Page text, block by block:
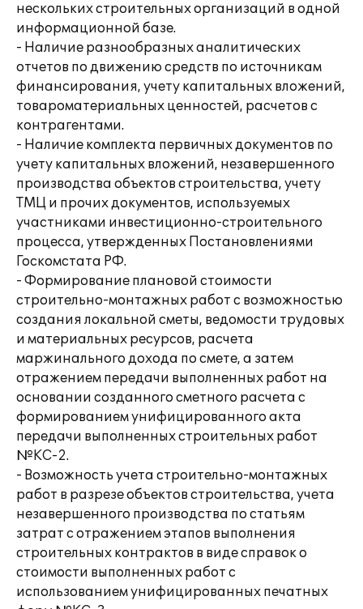
нескольких строительных организаций в одной
информационной базе.
- Наличие разнообразных аналитических
отчетов по движению средств по источникам
финансирования, учету капитальных вложений,
товароматериальных ценностей, расчетов с
контрагентами.
- Наличие комплекта первичных документов по
учету капитальных вложений, незавершенного
производства объектов строительства, учету
ТМЦ и прочих документов, используемых
участниками инвестиционно-строительного
процесса, утвержденных Постановлениями
Госкомстата РФ.
- Формирование плановой стоимости
строительно-монтажных работ с возможностью
создания локальной сметы, ведомости трудовых
и материальных ресурсов, расчета
маржинального дохода по смете, а затем
отражением передачи выполненных работ на
основании созданного сметного расчета с
формированием унифицированного акта
передачи выполненных строительных работ
№КС-2.
- Возможность учета строительно-монтажных
работ в разрезе объектов строительства, учета
незавершенного производства по статьям
затрат с отражением этапов выполнения
строительных контрактов в виде справок о
стоимости выполненных работ с
использованием унифицированных печатных